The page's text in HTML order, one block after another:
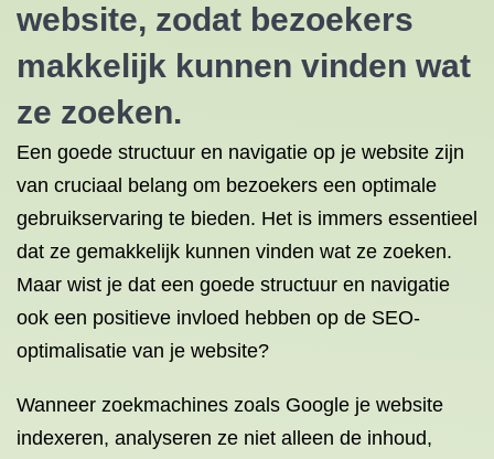
website, zodat bezoekers
makkelijk kunnen vinden wat
ze zoeken.
Een goede structuur en navigatie op je website zijn
van cruciaal belang om bezoekers een optimale
gebruikservaring te bieden. Het is immers essentieel
dat ze gemakkelijk kunnen vinden wat ze zoeken.
Maar wist je dat een goede structuur en navigatie
ook een positieve invloed hebben op de SEO-
optimalisatie van je website?
Wanneer zoekmachines zoals Google je website
indexeren, analyseren ze niet alleen de inhoud,